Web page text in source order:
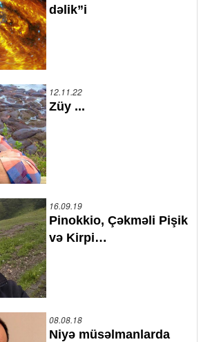
dəlik”i
12.11.22
Züy ...
16.09.19
Pinokkio, Çəkməli Pişik
və Kirpi…
08.08.18
Niyə müsəlmanlarda